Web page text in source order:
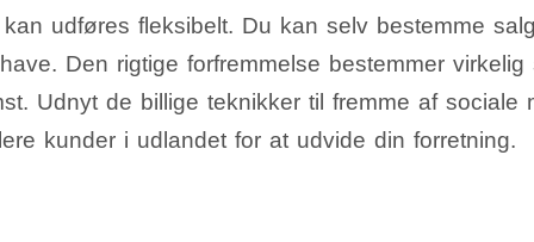
kan udføres fleksibelt. Du kan selv bestemme
Den rigtige forfremmelse bestemmer
Udnyt de billige teknikker til fremme af sociale
kunder i udlandet for at udvide din forretning.